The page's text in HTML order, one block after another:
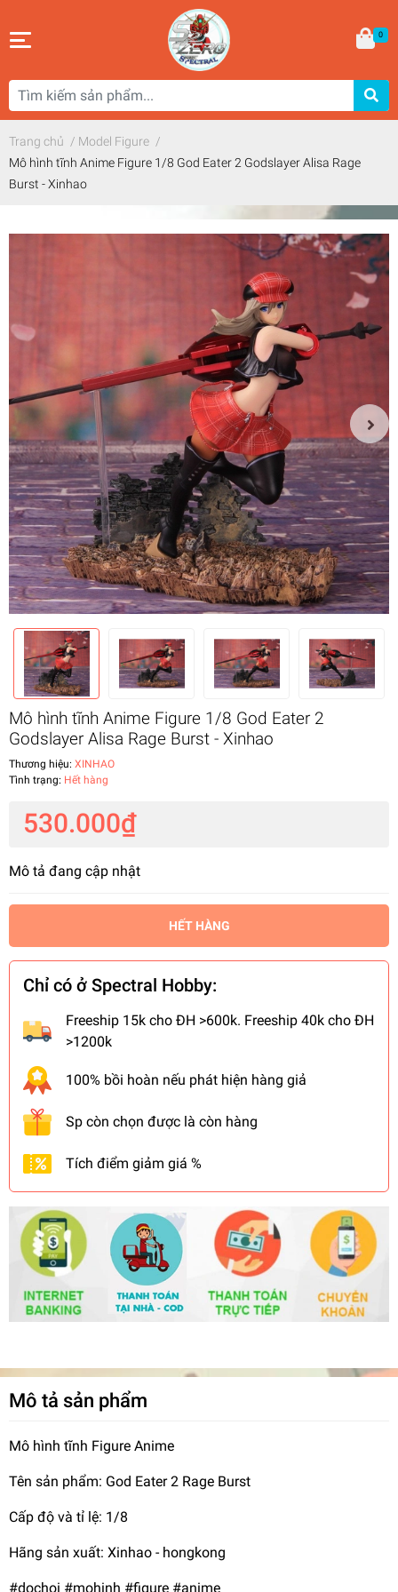
0
Trang chủ / Model Figure /
Mô hình tĩnh Anime Figure 1/8 God Eater 2 Godslayer Alisa Rage
Burst - Xinhao
Mô hình tĩnh Anime Figure 1/8 God Eater 2
Godslayer Alisa Rage Burst - Xinhao
Thương hiệu: XINHAO
Tình trạng: Hết hàng
530.000₫
Mô tả đang cập nhật
HẾT HÀNG
Chỉ có ở Spectral Hobby:
Freeship 15k cho ĐH >600k. Freeship 40k cho ĐH
>1200k
100% bồi hoàn nếu phát hiện hàng giả
Sp còn chọn được là còn hàng
Tích điểm giảm giá %
Mô tả sản phẩm
Mô hình tĩnh Figure Anime
Tên sản phẩm: God Eater 2 Rage Burst
Cấp độ và tỉ lệ: 1/8
Hãng sản xuất: Xinhao - hongkong
#dochoi #mohinh #figure #anime